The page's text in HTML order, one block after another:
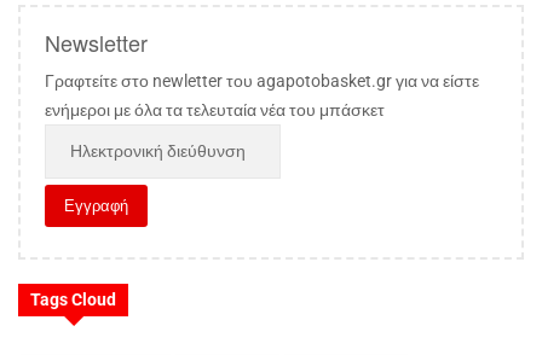
Newsletter
Γραφτείτε στο newletter του agapotobasket.gr για να είστε
ενήμεροι με όλα τα τελευταία νέα του μπάσκετ
Tags Cloud